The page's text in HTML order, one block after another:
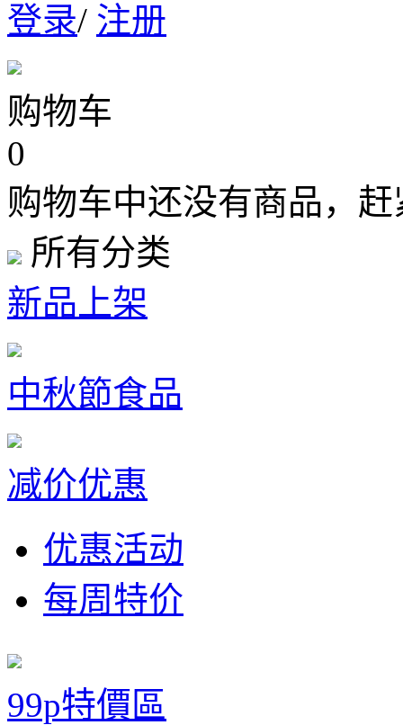
登录/ 注册
购物车
0
购物车中还没有商品，
所有分类
新品上架
中秋節食品
减价优惠
优惠活动
每周特价
99p特價區